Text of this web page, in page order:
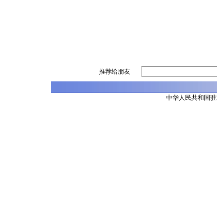
推荐给朋友
中华人民共和国